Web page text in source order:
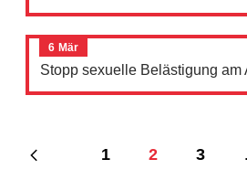
6 Mär
Stopp sexuelle Belästigung am
1 2 3